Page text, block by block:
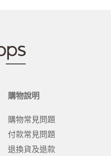
購物說明
購物常見問題
付款常見問題
退換貨及退款